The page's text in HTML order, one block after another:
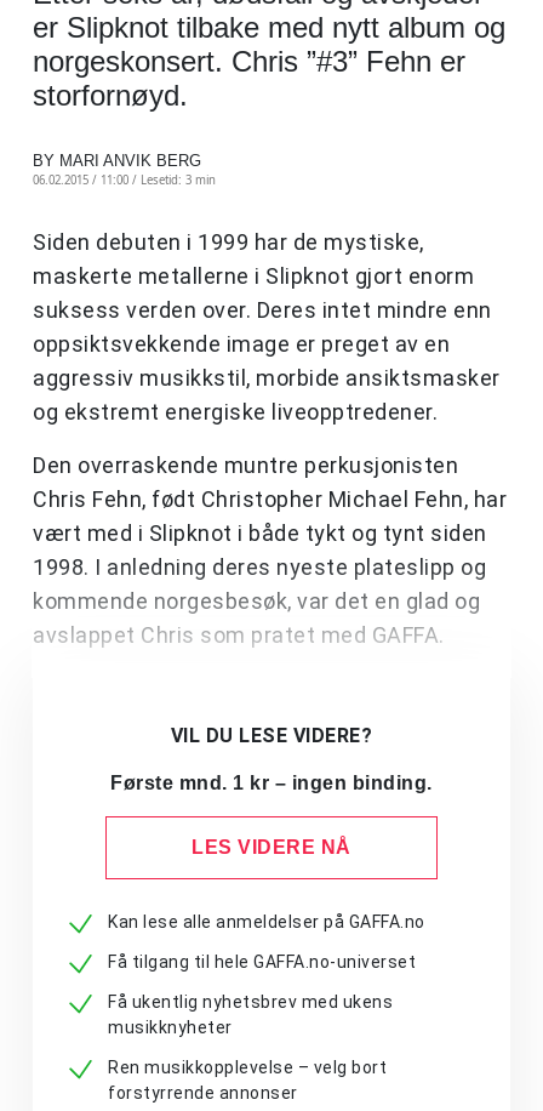
er Slipknot tilbake med nytt album og
norgeskonsert. Chris ”#3” Fehn er
storfornøyd.
BY MARI ANVIK BERG
06.02.2015 / 11:00 / Lesetid: 3 min
Siden debuten i 1999 har de mystiske,
maskerte metallerne i Slipknot gjort enorm
suksess verden over. Deres intet mindre enn
oppsiktsvekkende image er preget av en
aggressiv musikkstil, morbide ansiktsmasker
og ekstremt energiske liveopptredener.
Den overraskende muntre perkusjonisten
Chris Fehn, født Christopher Michael Fehn, har
vært med i Slipknot i både tykt og tynt siden
1998. I anledning deres nyeste plateslipp og
kommende norgesbesøk, var det en glad og
avslappet Chris som pratet med GAFFA.
VIL DU LESE VIDERE?
Første mnd. 1 kr – ingen binding.
LES VIDERE NÅ
Kan lese alle anmeldelser på GAFFA.no
Få tilgang til hele GAFFA.no-universet
Få ukentlig nyhetsbrev med ukens
musikknyheter
Ren musikkopplevelse – velg bort
forstyrrende annonser